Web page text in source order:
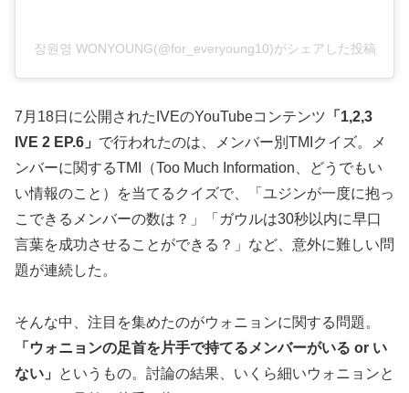
장원영 WONYOUNG(@for_everyoung10)がシェアした投稿
7月18日に公開されたIVEのYouTubeコンテンツ 「1,2,3
IVE 2 EP.6」 で行われたのは、メンバー別TMIクイズ。メ
ンバーに関するTMI（Too Much Information、どうでもい
い情報のこと）を当てるクイズで、「ユジンが一度に抱っ
こできるメンバーの数は？」「ガウルは30秒以内に早口
言葉を成功させることができる？」など、意外に難しい問
題が連続した。
そんな中、注目を集めたのがウォニョンに関する問題。
「ウォニョンの足首を片手で持てるメンバーがいる or い
ない」
というもの。討論の結果、いくら細いウォニョンと